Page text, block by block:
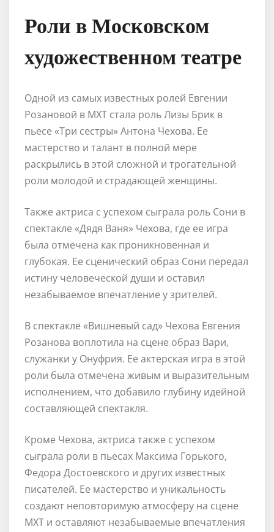
Роли в Московском
художественном театре
Одной из самых известных ролей Евгении
Розановой в МХТ стала роль Лизы Брик в
пьесе «Три сестры» Антона Чехова. Ее
мастерство и талант в полной мере
раскрылись в этой сложной и трогательной
роли молодой и страдающей женщины.
Также актриса с успехом сыграла роль Сони в
спектакле «Дядя Ваня» Чехова, где ее игра
была отмечена как проникновенная и
глубокая. Ее сценический образ Сони передал
истину человеческой души и оставил
незабываемое впечатление у зрителей.
В спектакле «Вишневый сад» Чехова Евгения
Розанова воплотила на сцене образ Вари,
служанки у Онуфрия. Ее актерская игра в этой
роли была отмечена живым и выразительным
исполнением, что добавило глубину идейной
составляющей спектакля.
Кроме Чехова, актриса также с успехом
сыграла роли в пьесах Максима Горького,
Федора Достоевского и других известных
писателей. Ее мастерство и уникальность
создают неповторимую атмосферу на сцене
МХТ и оставляют незабываемые впечатления